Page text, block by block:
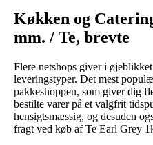
Køkken og
mm. / Te, brevte
Flere netshops giver i
leveringstyper. Det mest
pakkeshoppen, som giver dig
bestilte varer på et valgfrit
hensigtsmæssig, og desuden
fragt ved køb af Te Earl Grey